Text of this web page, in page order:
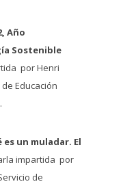
Año
Sostenible
por Henri
Educación
.
es un muladar. El
impartida por
de